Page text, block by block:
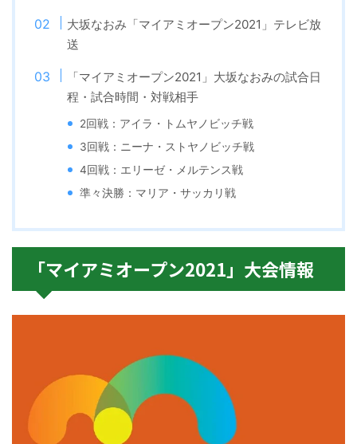
大坂なおみ「マイアミオープン2021」テレビ放
送
「マイアミオープン2021」大坂なおみの試合日
程・試合時間・対戦相手
2回戦：アイラ・トムヤノビッチ戦
3回戦：ニーナ・ストヤノビッチ戦
4回戦：エリーゼ・メルテンス戦
準々決勝：マリア・サッカリ戦
「マイアミオープン2021」大会情報